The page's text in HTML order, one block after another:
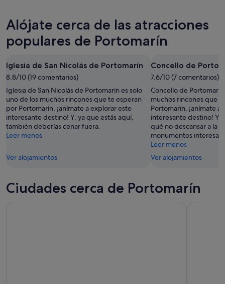
noche,
ago
9
ago
para
mañana
por
noche,
9
ago
-
10
ago
en
Portomarín
para
próximo
fin
de
semana,
14
ago
-
16
Alójate cerca de las atracciones
populares de Portomarín
Iglesia de San Nicolás de Portomarín
8.8/10 (19 comentarios)
Iglesia de San Nicolás de Portomarín es solo
uno de los muchos rincones que te esperan
por Portomarín, ¡anímate a explorar este
interesante destino! Y, ya que estás aquí,
también deberías cenar fuera.
Leer menos
Ver alojamientos
Concello de
7.6/10 (7 comentarios)
Concello de
muchos rincones que
Portomarín, ¡anímate a
interesante destino! Y,
qué no descansar a la
monumentos
Leer menos
Ver alojamientos
Ciudades cerca de Portomarín